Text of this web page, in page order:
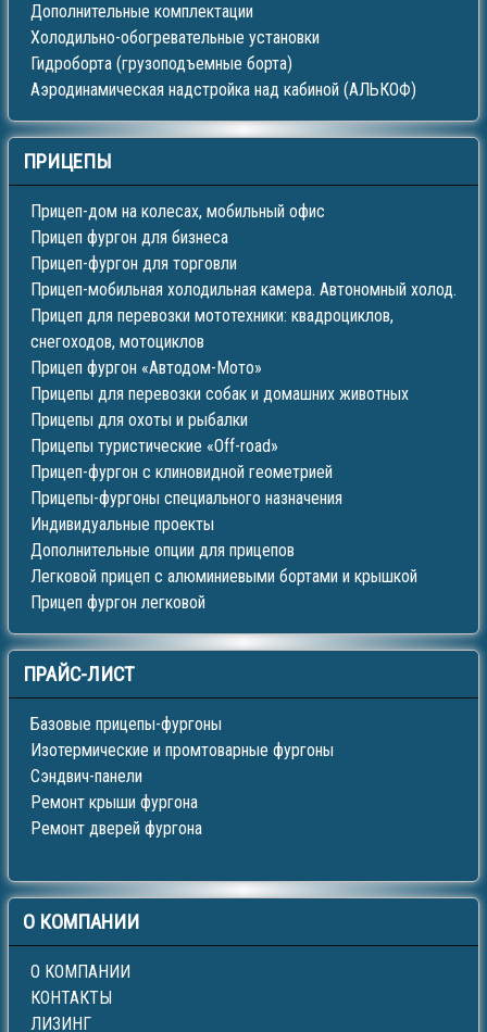
Дополнительные комплектации
Холодильно-обогревательные установки
Гидроборта (грузоподъемные борта)
Аэродинамическая надстройка над кабиной (АЛЬКОФ)
ПРИЦЕПЫ
Прицеп-дом на колесах, мобильный офис
Прицеп фургон для бизнеса
Прицеп-фургон для торговли
Прицеп-мобильная холодильная камера. Автономный холод.
Прицеп для перевозки мототехники: квадроциклов,
снегоходов, мотоциклов
Прицеп фургон «Автодом-Мото»
Прицепы для перевозки собак и домашних животных
Прицепы для охоты и рыбалки
Прицепы туристические «Off-road»
Прицеп-фургон с клиновидной геометрией
Прицепы-фургоны специального назначения
Индивидуальные проекты
Дополнительные опции для прицепов
Легковой прицеп с алюминиевыми бортами и крышкой
Прицеп фургон легковой
ПРАЙС-ЛИСТ
Базовые прицепы-фургоны
Изотермические и промтоварные фургоны
Сэндвич-панели
Ремонт крыши фургона
Ремонт дверей фургона
О КОМПАНИИ
О КОМПАНИИ
КОНТАКТЫ
ЛИЗИНГ